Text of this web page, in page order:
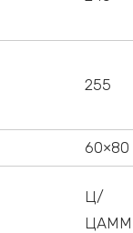
255
60×80
Ц/
ЦАММ